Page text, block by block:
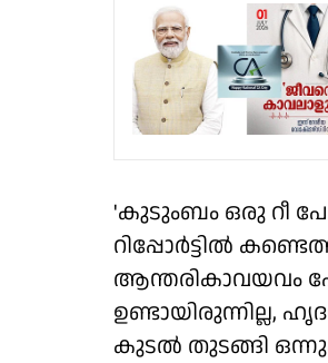
'കുടുംബം ഒരു റീ
റിപ്പോര്‍ട്ടില്‍
ആന്തരികാവയവം
ഉണ്ടായിരുന്നില്ല,
കുടല്‍ തുടങ്ങി